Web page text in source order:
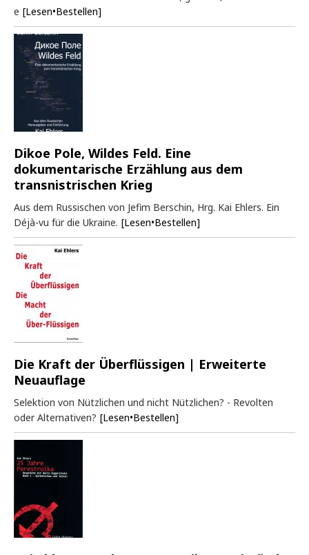
e [Lesen•Bestellen]
Dikoe Pole, Wildes Feld. Eine
dokumentarische Erzählung aus dem
transnistrischen Krieg
Aus dem Russischen von Jefim Berschin, Hrg. Kai Ehlers. Ein
Déjà-vu für die Ukraine. [Lesen•Bestellen]
Die Kraft der Überflüssigen | Erweiterte
Neuauflage
Selektion von Nützlichen und nicht Nützlichen? - Revolten
oder Alternativen? [Lesen•Bestellen]